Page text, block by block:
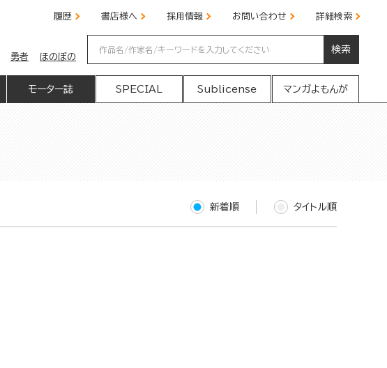
履歴 書店様へ 採用情報 お問い合わせ 詳細検索
勇者 ほのぼの
検索
モーター誌 SPECIAL Sublicense マンガよもんが
新着順 タイトル順